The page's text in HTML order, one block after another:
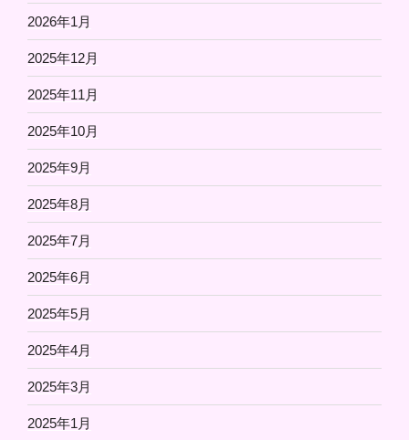
2026年1月
2025年12月
2025年11月
2025年10月
2025年9月
2025年8月
2025年7月
2025年6月
2025年5月
2025年4月
2025年3月
2025年1月